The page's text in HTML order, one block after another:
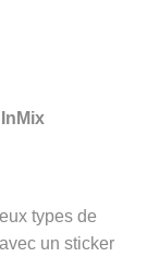
types de
un sticker